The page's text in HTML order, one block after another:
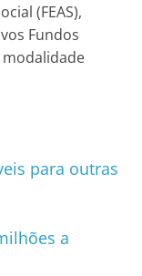
(FEAS),
Fundos
modalidade
para outras
a